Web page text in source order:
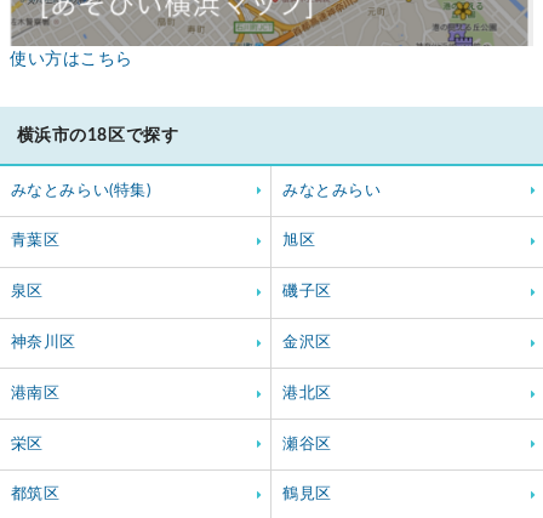
使い方はこちら
横浜市の18区で探す
みなとみらい(特集) みなとみらい
青葉区 旭区
泉区 磯子区
神奈川区 金沢区
港南区 港北区
栄区 瀬谷区
都筑区 鶴見区